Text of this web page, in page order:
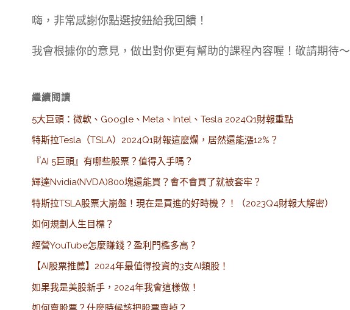
嗨，非常感謝你點選按鈕給我回饋！
我會根據你的意見，做出對你更有幫助的課程內容喔！敬請期待～
繼續閱讀
5大巨頭：微軟、Google、Meta、Intel、Tesla 2024Q1財報重點
特斯拉Tesla（TSLA）2024Q1財報這麼爛，居然還能漲12%？
『AI 5巨頭』有哪些股票？值得入手嗎？
輝達Nvidia(NVDA)800塊還能買？會不會買了就被套牢？
特斯拉TSLA股票大崩盤！現在是買進的好時機？！（2023Q4財報大解密）
如何規劃人生目標？
經營YouTube怎麼賺錢？盈利門檻多高？
【AI股票推薦】2024年最值得投資的3支AI類股！
如果我是美股新手，2024年我會這樣做！